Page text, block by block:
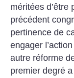
méritées d’être
précédent
pertinence de
engager l’action
autre réforme
premier degré